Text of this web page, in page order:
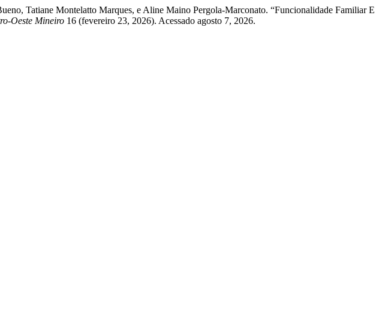
Tatiane Montelatto Marques, e Aline Maino Pergola-Marconato. “Funcionalidade Familiar E
Oeste Mineiro 16 (fevereiro 23, 2026). Acessado agosto 7, 2026.